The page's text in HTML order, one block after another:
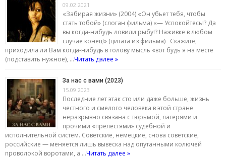
09.02.2021
«Забирая жизни» (2004) «Он убьет тебя, чтобы
стать тобой» (слоган фильма) «— Успокойтесь!? Да
вы когда-нибудь ловили рыбу!? Наживке в любом
случае конец!» (цитата из фильма) Скажите,
приходила ли Вам когда-нибудь в голову мысль «вот будь я на месте
(подставить нужное), …Читать далее »
За нас с вами (2023)
15.09.2023
Последние лет этак сто или даже больше, жизнь
честного и смелого человека в этой стране
неразрывно связана с тюрьмой, лагерями и
прочими «прелестями» судебной и
исполнительной систем. Советские, немецкие, снова советские,
российские — меняется лишь вывеска над опутанными колючей
проволокой воротами, а …Читать далее »